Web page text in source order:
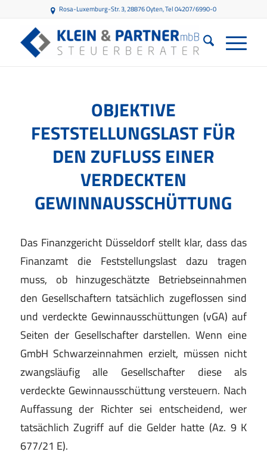
Rosa-Luxemburg-Str. 3, 28876 Oyten, Tel 04207/6990-0
OBJEKTIVE
FESTSTELLUNGSLAST FÜR
DEN ZUFLUSS EINER
VERDECKTEN
GEWINNAUSSCHÜTTUNG
Das Finanzgericht Düsseldorf stellt klar, dass das
Finanzamt die Feststellungslast dazu tragen
muss, ob hinzugeschätzte Betriebseinnahmen
den Gesellschaftern tatsächlich zugeflossen sind
und verdeckte Gewinnausschüttungen (vGA) auf
Seiten der Gesellschafter darstellen. Wenn eine
GmbH Schwarzeinnahmen erzielt, müssen nicht
zwangsläufig alle Gesellschafter diese als
verdeckte Gewinnausschüttung versteuern. Nach
Auffassung der Richter sei entscheidend, wer
tatsächlich Zugriff auf die Gelder hatte (Az. 9 K
677/21 E).